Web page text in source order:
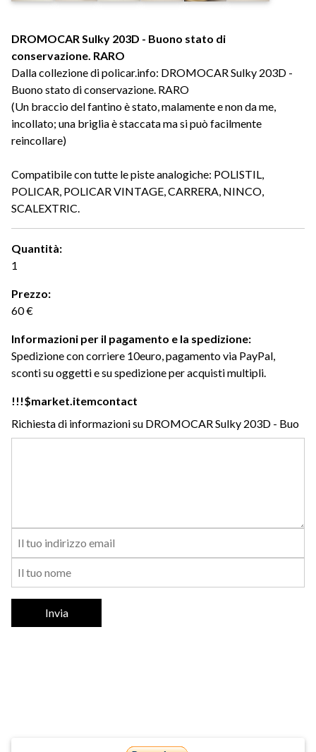
DROMOCAR Sulky 203D - Buono stato di
conservazione. RARO
Dalla collezione di policar.info: DROMOCAR Sulky 203D -
Buono stato di conservazione. RARO
(Un braccio del fantino è stato, malamente e non da me,
incollato; una briglia è staccata ma si può facilmente
reincollare)
Compatibile con tutte le piste analogiche: POLISTIL,
POLICAR, POLICAR VINTAGE, CARRERA, NINCO,
SCALEXTRIC.
Quantità:
1
Prezzo:
60 €
Informazioni per il pagamento e la spedizione:
Spedizione con corriere 10euro, pagamento via PayPal,
sconti su oggetti e su spedizione per acquisti multipli.
!!!$market.itemcontact
Invia